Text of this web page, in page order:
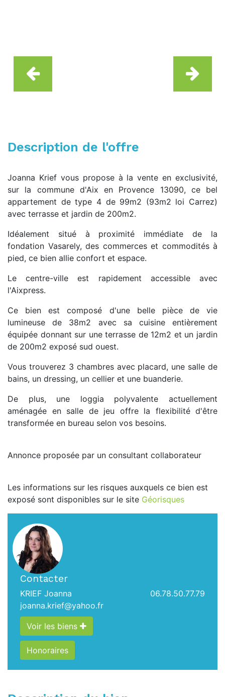
Description de l'offre
Joanna Krief vous propose à la vente en exclusivité,
sur la commune d'Aix en Provence 13090, ce bel
appartement de type 4 de 99m2 (93m2 loi Carrez)
avec terrasse et jardin de 200m2.
Idéalement situé à proximité immédiate de la
fondation Vasarely, des commerces et commodités à
pied, ce bien allie confort et espace.
Le centre-ville est rapidement accessible avec
l'Aixpress.
Ce bien est composé d'une belle pièce de vie
lumineuse de 38m2 avec sa cuisine entièrement
équipée donnant sur une terrasse de 12m2 et un jardin
de 200m2 exposé sud ouest.
Vous trouverez 3 chambres avec placard, une salle de
bains, un dressing, un cellier et une buanderie.
De plus, une loggia polyvalente actuellement
aménagée en salle de jeu offre la flexibilité d'être
transformée en bureau selon vos besoins.
Annonce proposée par un consultant collaborateur
Les informations sur les risques auxquels ce bien est
exposé sont disponibles sur le site Géorisques
Contacter
KRIEF Joanna
06.78.50.77.79
joanna.krief@yahoo.fr
Voir les biens
Honoraires